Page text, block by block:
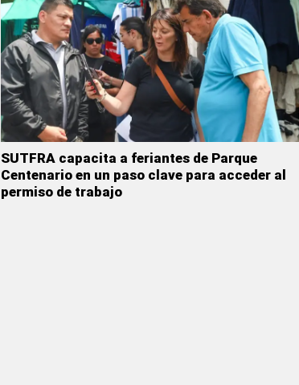
SUTFRA capacita a feriantes de Parque
Centenario en un paso clave para acceder al
permiso de trabajo